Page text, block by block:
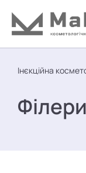
Інєкційна
Філери